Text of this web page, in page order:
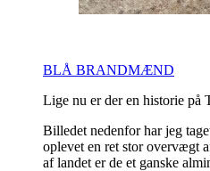
BLÅ BRANDMÆND
Lige nu er der en historie på
Billedet nedenfor har jeg
oplevet en ret stor overvægt
af landet er de et ganske